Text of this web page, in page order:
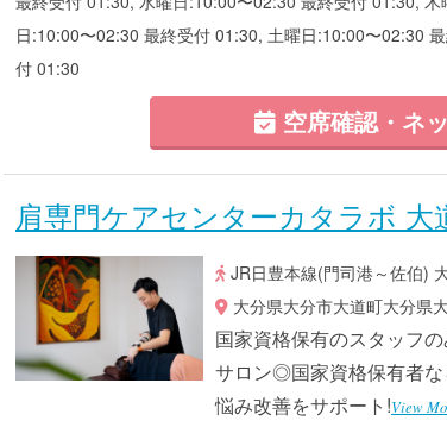
日:10:00〜02:30 最終受付 01:30, 土曜日:10:00〜02:30
付 01:30
空席確認・ネ
肩専門ケアセンターカタラボ 大
JR日豊本線(門司港～佐伯)
大分県大分市大道町大分県
国家資格保有のスタッフ
サロン◎国家資格保有者
悩み改善をサポート!View